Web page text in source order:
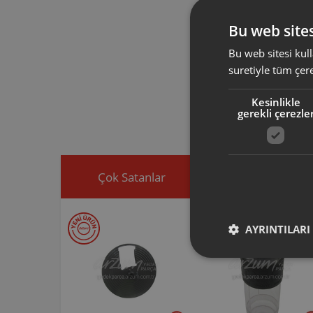
AR101613
aktarmak ve
Arzum orijinal
ürününüz için
Ürününüz ile
ekleyip, yedek
Çok Satanlar
Bu web
Bu web sitesi
suretiyle tüm
Kesinlikle
gerekli
AYRINTILARI